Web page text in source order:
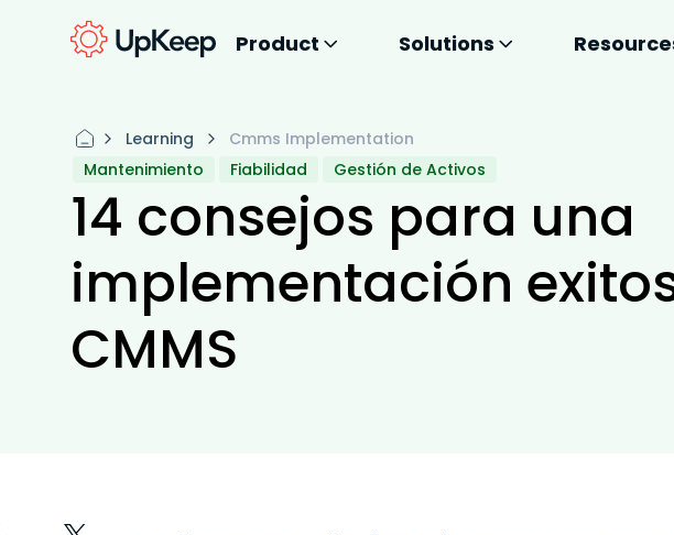
Product Solutions
Learning
Cmms Implementation
Mantenimiento
Fiabilidad Gestión de Activos
14 consejos para una
implementación
CMMS